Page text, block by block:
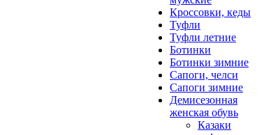
Кроссовки, кеды
Туфли
Туфли летние
Ботинки
Ботинки зимние
Сапоги, челси
Сапоги зимние
Демисезонная
женская обувь
Казаки